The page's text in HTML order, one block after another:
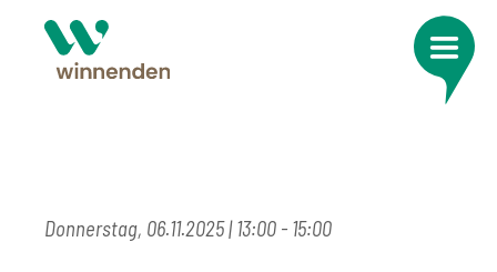
Donnerstag, 06.11.2025| 13:00 - 15:00